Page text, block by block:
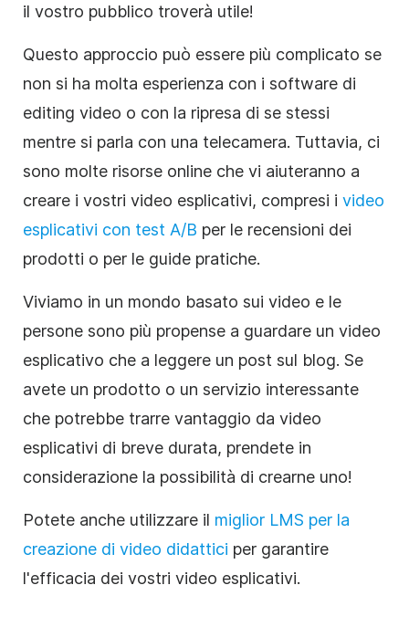
il vostro pubblico troverà utile!
Questo approccio può essere più complicato se
non si ha molta esperienza con i software di
editing video o con la ripresa di se stessi
mentre si parla con una telecamera. Tuttavia, ci
sono molte risorse online che vi aiuteranno a
creare i vostri video esplicativi, compresi i video
esplicativi con test A/B per le recensioni dei
prodotti o per le guide pratiche.
Viviamo in un mondo basato sui video e le
persone sono più propense a guardare un video
esplicativo che a leggere un post sul blog. Se
avete un prodotto o un servizio interessante
che potrebbe trarre vantaggio da video
esplicativi di breve durata, prendete in
considerazione la possibilità di crearne uno!
Potete anche utilizzare il miglior LMS per la
creazione di video didattici per garantire
l'efficacia dei vostri video esplicativi.